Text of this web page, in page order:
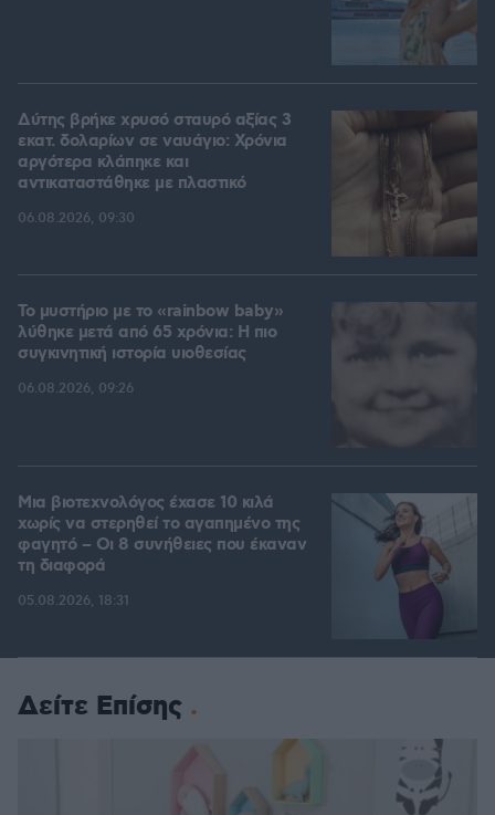
Δύτης βρήκε χρυσό σταυρό αξίας 3
εκατ. δολαρίων σε ναυάγιο: Χρόνια
αργότερα κλάπηκε και
αντικαταστάθηκε με πλαστικό
06.08.2026, 09:30
Το μυστήριο με το «rainbow baby»
λύθηκε μετά από 65 χρόνια: Η πιο
συγκινητική ιστορία υιοθεσίας
06.08.2026, 09:26
Μια βιοτεχνολόγος έχασε 10 κιλά
χωρίς να στερηθεί το αγαπημένο της
φαγητό – Οι 8 συνήθειες που έκαναν
τη διαφορά
05.08.2026, 18:31
Δείτε Επίσης